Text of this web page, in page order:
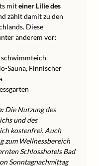
miteiner Lilie des
zählt damit zu den
Diese
anderem vor:
Sauna, Finnischer
Die Nutzung des
und des
kostenfrei. Auch
zum Wellnessbereich
Schlosshotels Bad
Sonntagnachmittag